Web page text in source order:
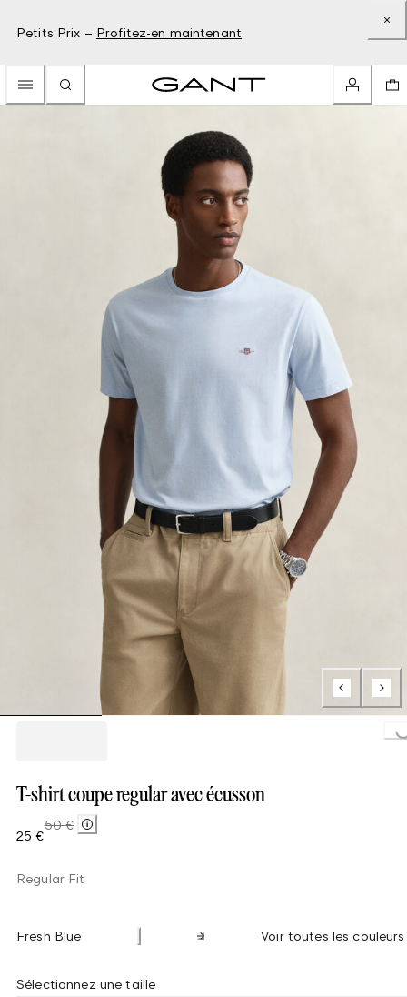
Petits Prix – Profitez-en maintenant
Loading...
T-shirt coupe regular avec écusson
25 €
50 €
Regular Fit
Fresh Blue Voir toutes les couleurs
Sélectionnez une taille